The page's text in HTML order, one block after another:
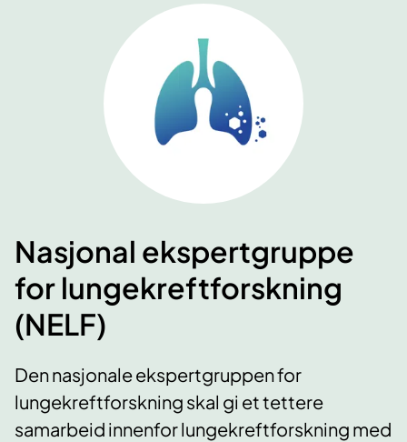
Nasjonal ekspertgruppe
for lungekreftforskning
(NELF)
Den nasjonale ekspertgruppen for
lungekreftforskning skal gi et tettere
samarbeid innenfor lungekreftforskning med